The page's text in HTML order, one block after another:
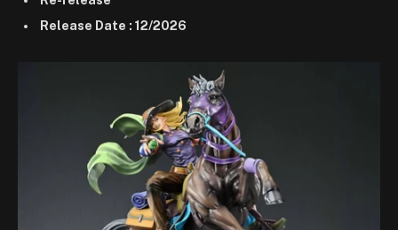
Release Date : 12/2026